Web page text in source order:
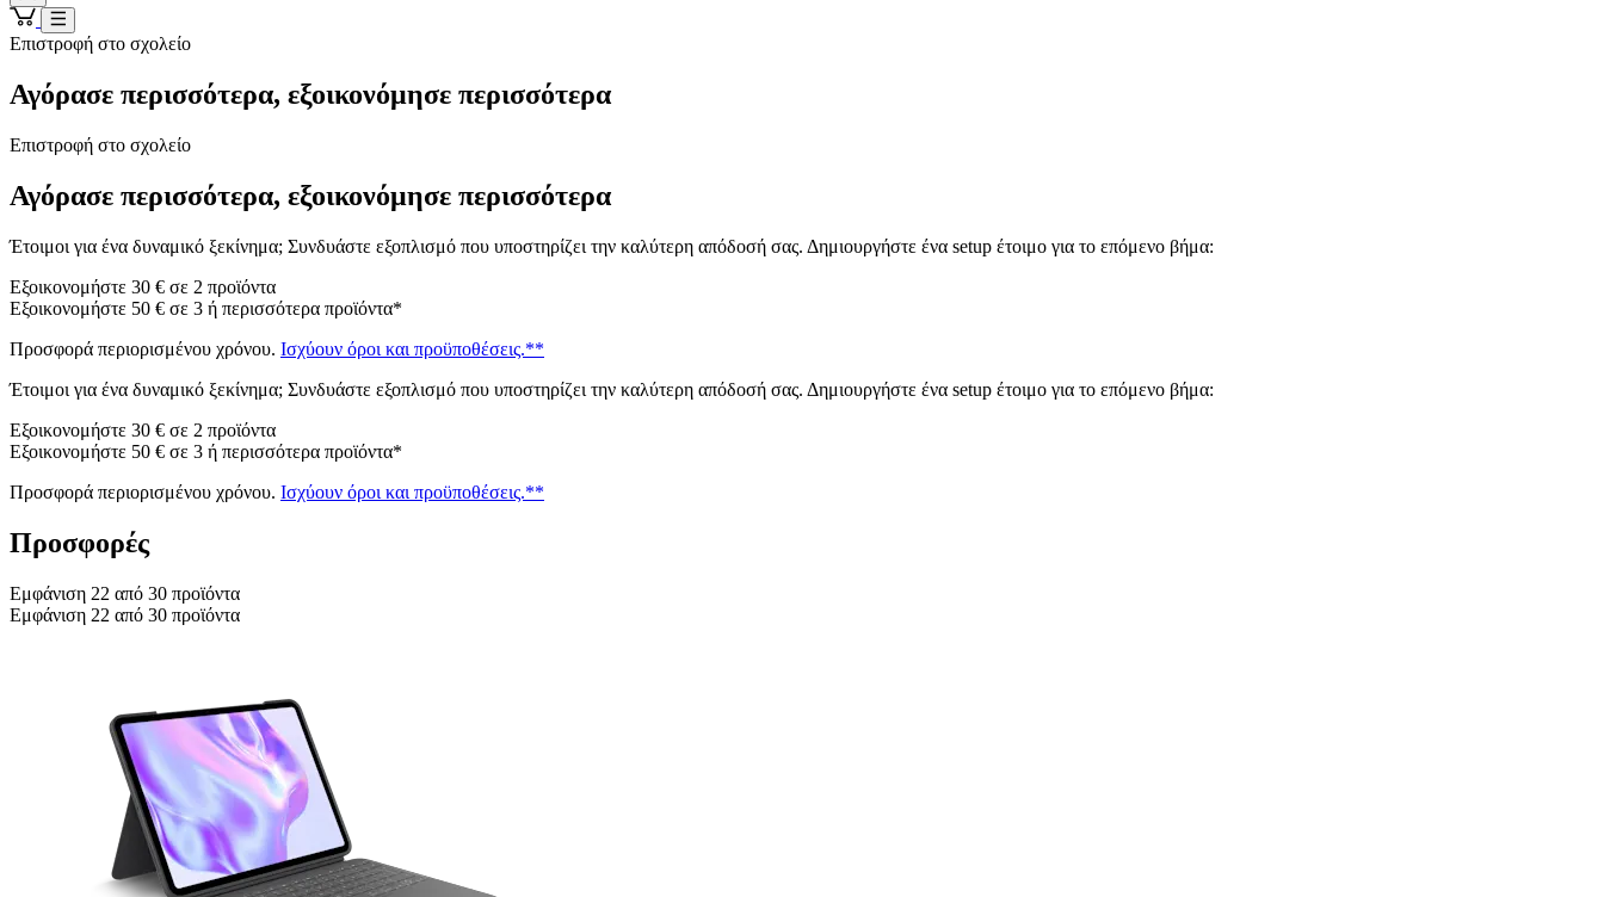
Επιστροφή στο σχολείο
Αγόρασε περισσότερα, εξοικονόμησε περισσότερα
Επιστροφή στο σχολείο
Αγόρασε περισσότερα, εξοικονόμησε περισσότερα
Έτοιμοι για ένα δυναμικό ξεκίνημα; Συνδυάστε εξοπλισμό που υποστηρίζει την καλύτερη απόδοσή σας. Δημιουργήστε ένα setup έτοιμο για το επόμενο βήμα:
Εξοικονομήστε 30 € σε 2 προϊόντα
Εξοικονομήστε 50 € σε 3 ή περισσότερα προϊόντα*
Προσφορά περιορισμένου χρόνου. Ισχύουν όροι και προϋποθέσεις.**
Έτοιμοι για ένα δυναμικό ξεκίνημα; Συνδυάστε εξοπλισμό που υποστηρίζει την καλύτερη απόδοσή σας. Δημιουργήστε ένα setup έτοιμο για το επόμενο βήμα:
Εξοικονομήστε 30 € σε 2 προϊόντα
Εξοικονομήστε 50 € σε 3 ή περισσότερα προϊόντα*
Προσφορά περιορισμένου χρόνου. Ισχύουν όροι και προϋποθέσεις.**
Προσφορές
Εμφάνιση 22 από 30 προϊόντα
Εμφάνιση 22 από 30 προϊόντα